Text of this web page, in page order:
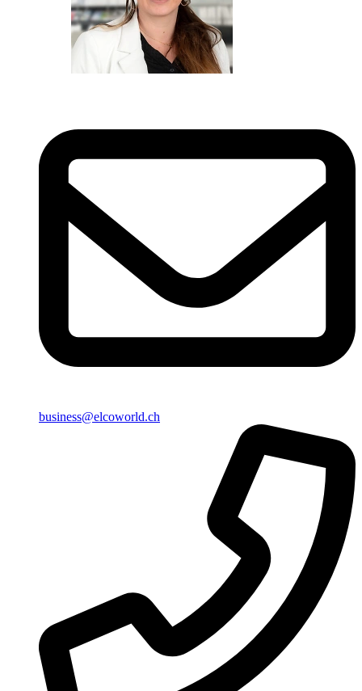
business@elcoworld.ch